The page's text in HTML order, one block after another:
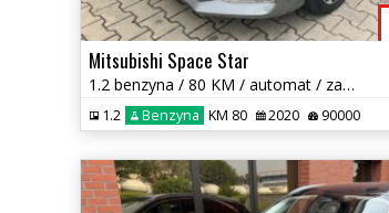
Mitsubishi Space Star
1.2 benzyna / 80 KM / automat / zarej w PL / książka serwis / zamiana
1.2 Benzyna KM 80 2020 90000